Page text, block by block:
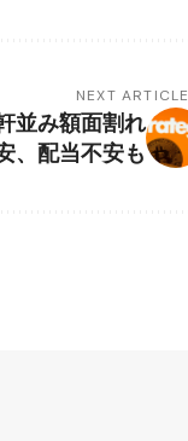
NEXT ARTICLE
並み額面割れ
、配当不安も